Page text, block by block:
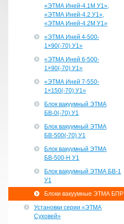
«ЭТМА Иней-4.1М У1»,
«ЭТМА Иней-4.2 У1»,
«ЭТМА Иней-4.2М У1»
«ЭТМА Иней 4-500-
1×90(-70) У1»
«ЭТМА Иней 6-500-
1×90(-70) У1»
«ЭТМА Иней 7-550-
1×150(-70) У1»
Блок вакуумный ЭТМА
БВ-0(-70) У1
Блок вакуумный ЭТМА
БВ-500(-70) У1
Блок вакуумный ЭТМА
БВ-500-Н У1
Блок вакуумный ЭТМА БВ-1
У1
Блоки вакуумные ЭТМА БПР
Установки серии «ЭТМА
Суховей»